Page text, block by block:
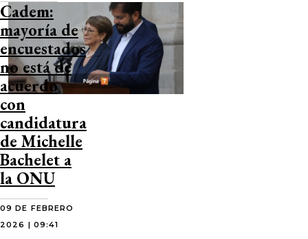
Cadem:
mayoría de
encuestados
no está de
acuerdo
con
candidatura
de Michelle
Bachelet a
la ONU
09 DE FEBRERO
2026 | 09:41